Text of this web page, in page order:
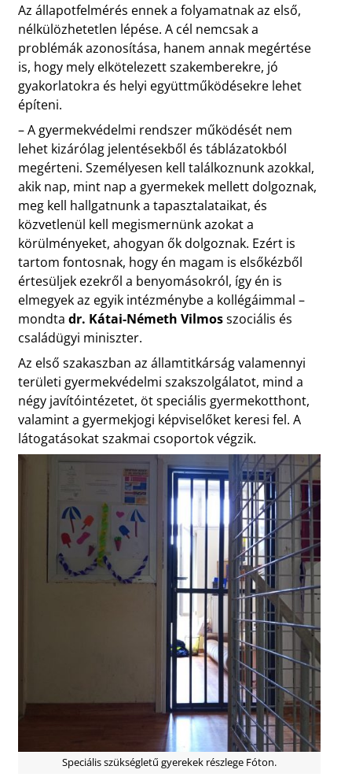
Az állapotfelmérés ennek a folyamatnak az első,
nélkülözhetetlen lépése. A cél nemcsak a
problémák azonosítása, hanem annak megértése
is, hogy mely elkötelezett szakemberekre, jó
gyakorlatokra és helyi együttműködésekre lehet
építeni.
– A gyermekvédelmi rendszer működését nem
lehet kizárólag jelentésekből és táblázatokból
megérteni. Személyesen kell találkoznunk azokkal,
akik nap, mint nap a gyermekek mellett dolgoznak,
meg kell hallgatnunk a tapasztalataikat, és
közvetlenül kell megismernünk azokat a
körülményeket, ahogyan ők dolgoznak. Ezért is
tartom fontosnak, hogy én magam is elsőkézből
értesüljek ezekről a benyomásokról, így én is
elmegyek az egyik intézménybe a kollégáimmal –
mondta dr. Kátai-Németh Vilmosszociális és
családügyi miniszter.
Az első szakaszban az államtitkárság valamennyi
területi gyermekvédelmi szakszolgálatot, mind a
négy javítóintézetet, öt speciális gyermekotthont,
valamint a gyermekjogi képviselőket keresi fel. A
látogatásokat szakmai csoportok végzik.
Speciális szükségletű gyerekek részlege Fóton.